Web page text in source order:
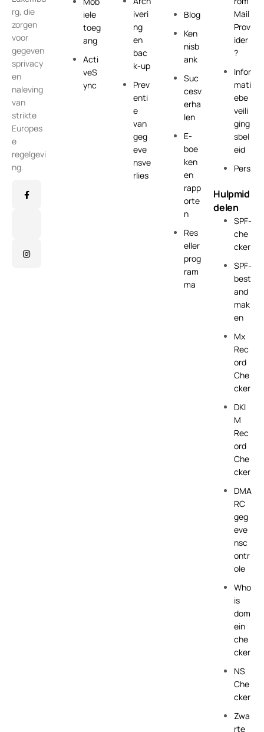
rg, die
zorgen
voor
gegeven
sprivacy
en
naleving
van
strikte
Europes
e
regelgevi
ng.
iele
toeg
ang
Acti
veS
ync
iveri
ng
en
bac
k-up
Prev
enti
e
van
geg
eve
nsve
rlies
Blog
Ken
nisb
ank
Suc
cesv
erha
len
E-
boe
ken
en
rapp
orte
n
Res
eller
prog
ram
ma
Mail
Prov
ider
?
Infor
mati
ebe
veili
ging
sbel
eid
Pers
Hulpmid
delen
SPF-
che
cker
SPF-
best
and
mak
en
Mx
Rec
ord
Che
cker
DKI
M
Rec
ord
Che
cker
DMA
RC
geg
eve
nsc
ontr
ole
Who
is
dom
ein
che
cker
NS
Che
cker
Zwa
rte